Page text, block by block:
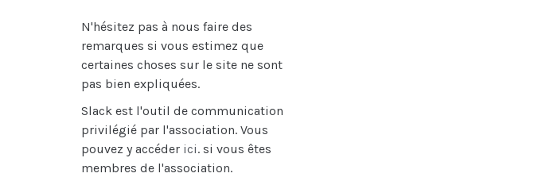
N'hésitez pas à nous faire des
remarques si vous estimez que
certaines choses sur le site ne sont
pas bien expliquées.
Slack est l'outil de communication
privilégié par l'association. Vous
pouvez y accéder ici. si vous êtes
membres de l'association.